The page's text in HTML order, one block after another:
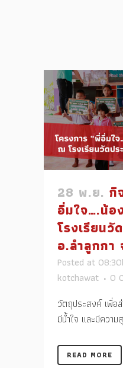
28 พ.ย. กิ
อิ่มใจ….น้
โรงเรียนวั
อ.ลำลูกกา
Posted at
kotchawat
0
วัตถุประสงค์ เพื่อ
มีน้ำใจ และมีความ
READ MORE